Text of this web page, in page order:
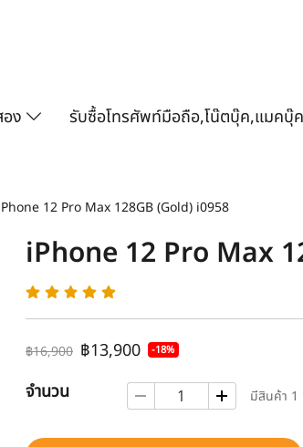
อง รับซื้อโทรศัพท์มือถือ,โน๊ตบุ๊ค,แมคบุ๊
12 Pro Max 128GB (Gold) i0958
iPhone 12 Pro Max
฿16,900 ฿13,900 -18%
จำนวน มีสินค้า 1